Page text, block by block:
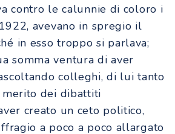
contro le calunnie di coloro i
avevano in spregio il
in esso troppo si parlava;
somma ventura di aver
colleghi, di lui tanto
merito dei dibattiti
creato un ceto politico,
a poco a poco allargato